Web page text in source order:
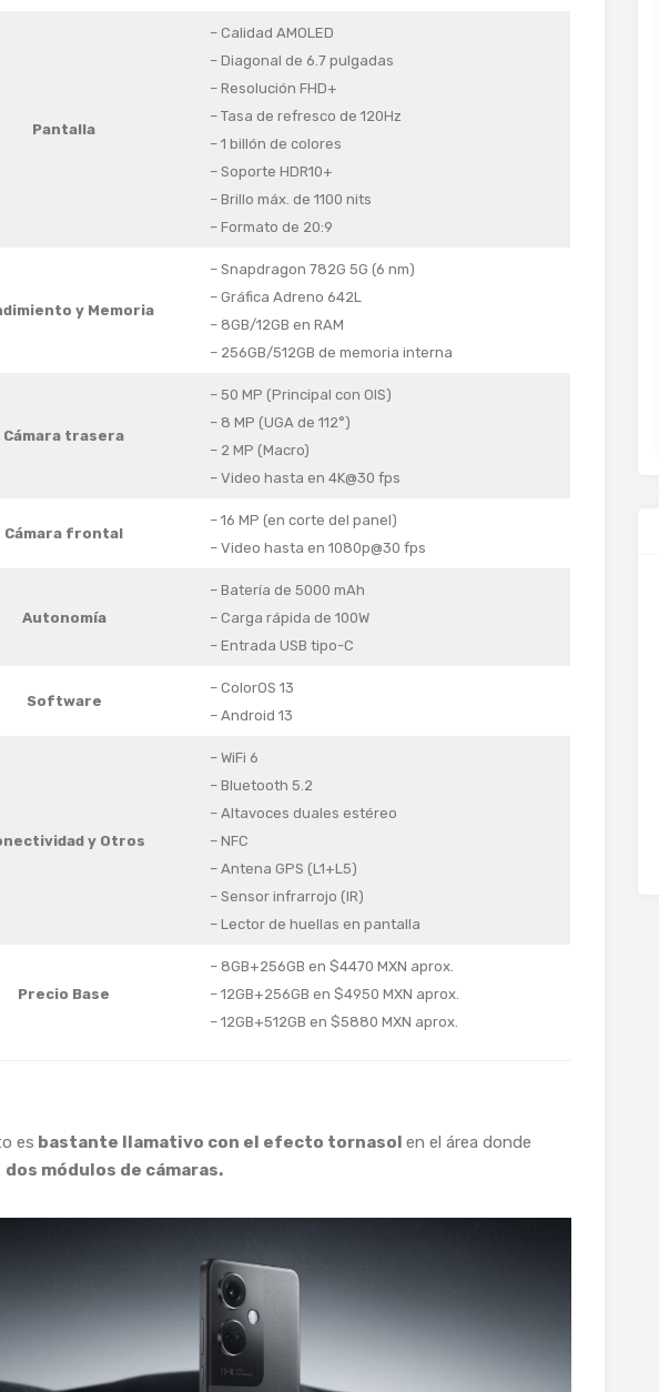
Pantalla
– Calidad AMOLED
– Diagonal de 6.7 pulgadas
– Resolución FHD+
– Tasa de refresco de 120Hz
– 1 billón de colores
– Soporte HDR10+
– Brillo máx. de 1100 nits
– Formato de 20:9
y Memoria
– Snapdragon 782G 5G (6 nm)
– Gráfica Adreno 642L
– 8GB/12GB en RAM
– 256GB/512GB de memoria interna
Cámara trasera
– 50 MP (Principal con OIS)
– 8 MP (UGA de 112°)
– 2 MP (Macro)
– Video hasta en 4K@30 fps
Cámara frontal
– 16 MP (en corte del panel)
– Video hasta en 1080p@30 fps
Autonomía
– Batería de 5000 mAh
– Carga rápida de 100W
– Entrada USB tipo-C
Software
– ColorOS 13
– Android 13
y Otros
– WiFi 6
– Bluetooth 5.2
– Altavoces duales estéreo
– NFC
– Antena GPS (L1+L5)
– Sensor infrarrojo (IR)
– Lector de huellas en pantalla
Precio Base
– 8GB+256GB en $4470 MXN aprox.
– 12GB+256GB en $4950 MXN aprox.
– 12GB+512GB en $5880 MXN aprox.
es bastante llamativo con el efecto tornasol en el área donde
dos módulos de cámaras.